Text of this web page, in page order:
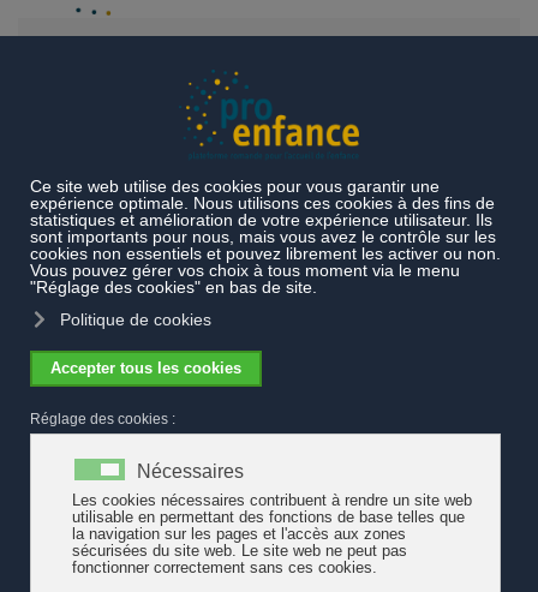
Documentation transversale
Recommandations CDAS/CDIP et
CLPPJ
Recommandations CDAS/CDIP et
CLPPJ
13 recommandations de la CDAS et
de la CDIP sur la qualité et le
financement de l'accueil de
l'enfance
La Conférence des directrices et